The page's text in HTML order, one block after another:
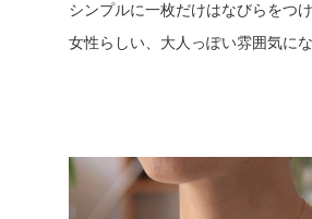
シンプルに一枚だけはなびらをつけ
女性らしい、大人っぽい雰囲気にな